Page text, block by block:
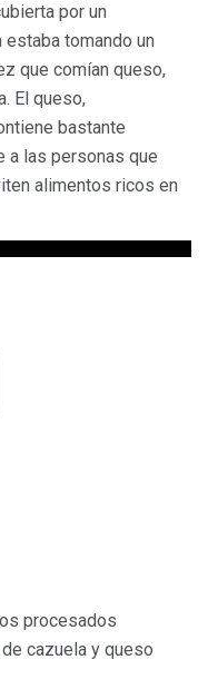
por un
tomando un
que comían queso,
El queso,
bastante
a las personas que
alimentos ricos en
procesados
cazuela y queso